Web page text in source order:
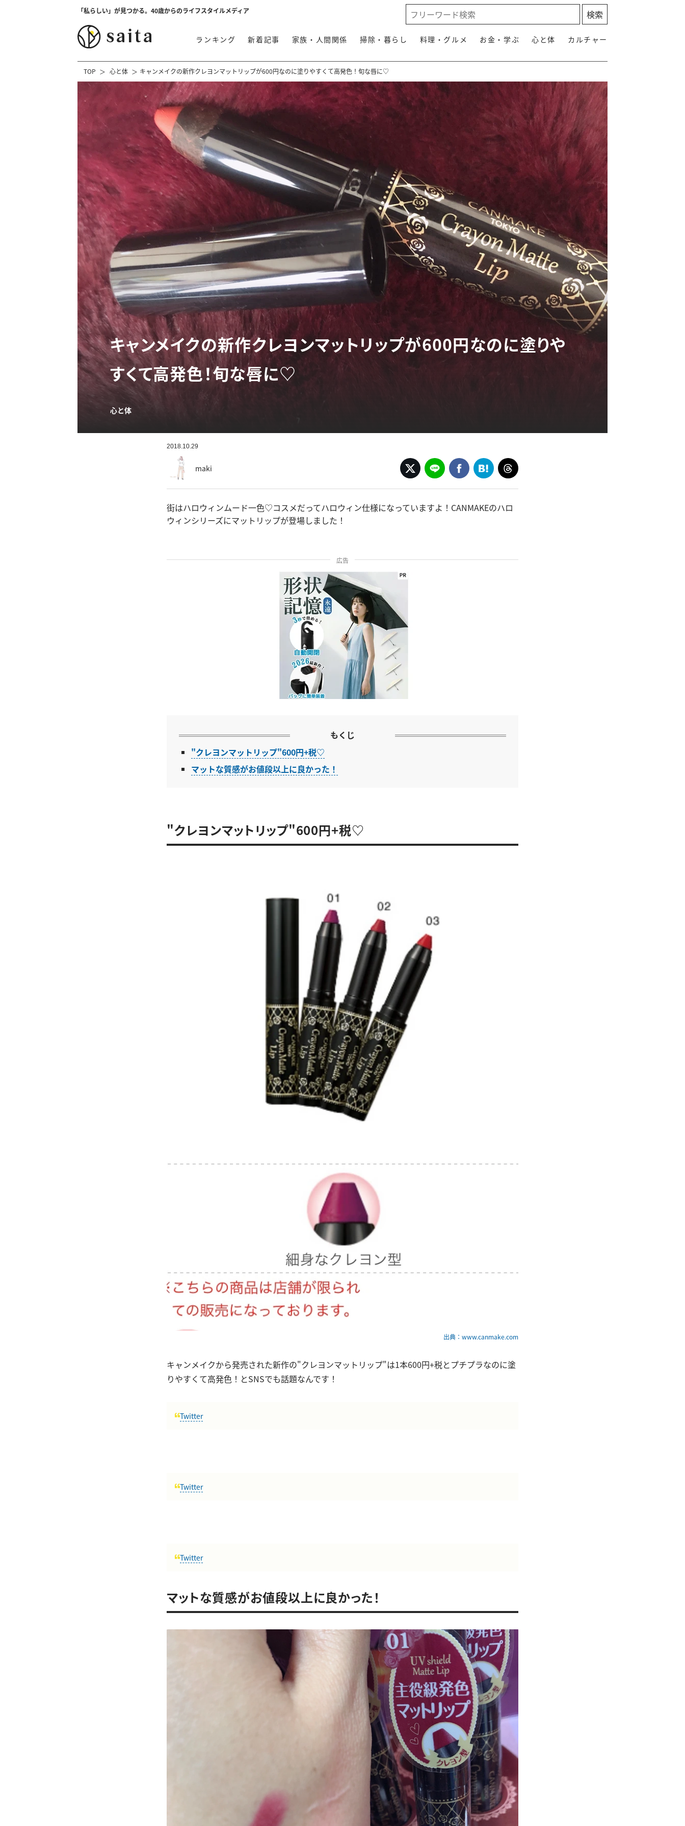
「私らしい」が見つかる。40歳からのライフスタイルメディア
ランキング 新着記事 家族・人間関係 掃除・暮らし 料理・グルメ お金・学ぶ 心と体 カルチャー
TOP 心と体 キャンメイクの新作クレヨンマットリップが600円なのに塗りやすくて高発色！旬な唇に♡
キャンメイクの新作クレヨンマットリップが600円なのに塗りや
すくて高発色！旬な唇に♡
心と体
2018.10.29
maki
街はハロウィンムード一色♡コスメだってハロウィン仕様になっていますよ！CANMAKEのハロ
ウィンシリーズにマットリップが登場しました！
広告
もくじ
"クレヨンマットリップ"600円+税♡
マットな質感がお値段以上に良かった！
"クレヨンマットリップ"600円+税♡
出典：www.canmake.com
キャンメイクから発売された新作の"クレヨンマットリップ"は1本600円+税とプチプラなのに塗
りやすくて高発色！とSNSでも話題なんです！
Twitter
Twitter
Twitter
マットな質感がお値段以上に良かった！